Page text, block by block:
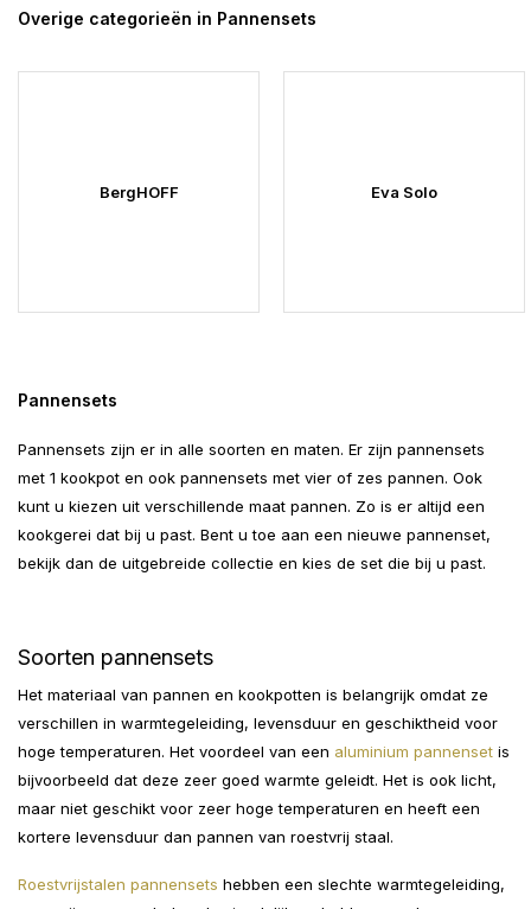
Overige categorieën in Pannensets
BergHOFF Eva Solo
Pannensets
Pannensets zijn er in alle soorten en maten. Er zijn pannensets
met 1 kookpot en ook pannensets met vier of zes pannen. Ook
kunt u kiezen uit verschillende maat pannen. Zo is er altijd een
kookgerei dat bij u past. Bent u toe aan een nieuwe pannenset,
bekijk dan de uitgebreide collectie en kies de set die bij u past.
Soorten pannensets
Het materiaal van pannen en kookpotten is belangrijk omdat ze
verschillen in warmtegeleiding, levensduur en geschiktheid voor
hoge temperaturen. Het voordeel van een aluminium pannenset is
bijvoorbeeld dat deze zeer goed warmte geleidt. Het is ook licht,
maar niet geschikt voor zeer hoge temperaturen en heeft een
kortere levensduur dan pannen van roestvrij staal.
Roestvrijstalen pannensets hebben een slechte warmtegeleiding,